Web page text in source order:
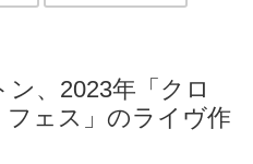
、2023年「クロ
ェス」のライヴ作